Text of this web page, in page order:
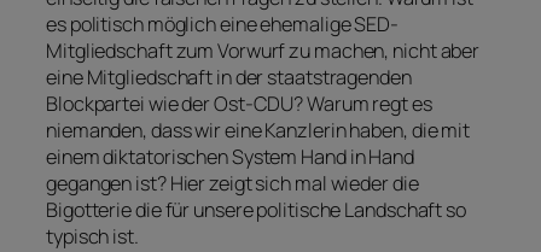
es politisch möglich eine ehemalige SED-
Mitgliedschaft zum Vorwurf zu machen, nicht aber
eine Mitgliedschaft in der staatstragenden
Blockpartei wie der Ost-CDU? Warum regt es
niemanden, dass wir eine Kanzlerin haben, die mit
einem diktatorischen System Hand in Hand
gegangen ist? Hier zeigt sich mal wieder die
Bigotterie die für unsere politische Landschaft so
typisch ist.